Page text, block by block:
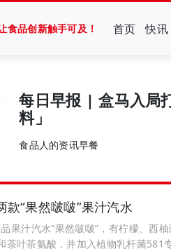
食品创新触手可及！ 首页 快讯
每日早报 | 盒马入局
料」
食品人的资讯早餐
款“果然啵啵”果汁汽水
果汁汽水“果然啵啵”，有柠檬、西
叶茶氨酸，并加入植物乳杆菌581